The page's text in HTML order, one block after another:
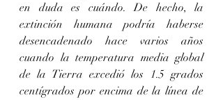
en duda es cuándo. De hecho, la
extinción humana podría haberse
desencadenado hace varios años
cuando la temperatura media global
de la Tierra excedió los 1.5 grados
centígrados por encima de la línea de